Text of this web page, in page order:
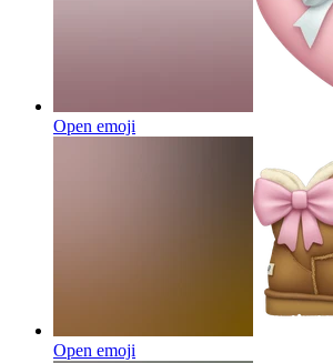
Open emoji
Open emoji